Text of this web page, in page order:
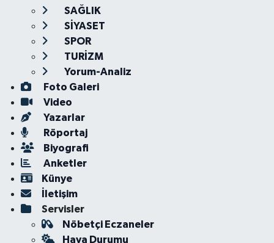
SAĞLIK
SİYASET
SPOR
TURİZM
Yorum-Analiz
Foto Galeri
Video
Yazarlar
Röportaj
Biyografi
Anketler
Künye
İletişim
Servisler
Nöbetçi Eczaneler
Hava Durumu